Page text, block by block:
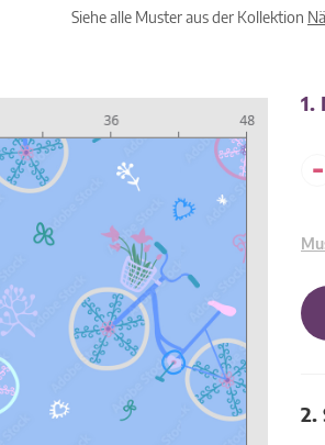
Siehe alle Muster aus der Kollektion
1.
-
2.